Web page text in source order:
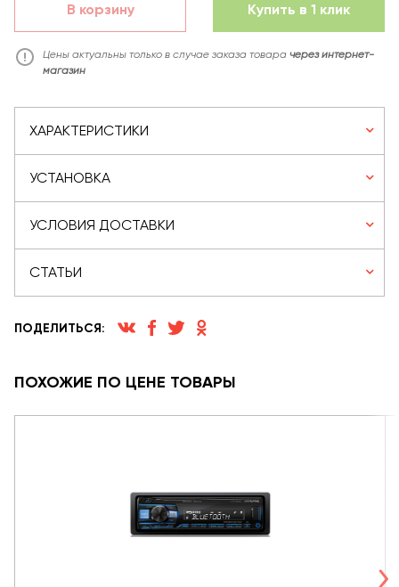
В корзину Купить в 1 клик
Цены актуальны только в случае заказа товара через интернет-
магазин
ХАРАКТЕРИСТИКИ
УСТАНОВКА
УСЛОВИЯ ДОСТАВКИ
СТАТЬИ
ПОДЕЛИТЬСЯ:
ПОХОЖИЕ ПО ЦЕНЕ ТОВАРЫ